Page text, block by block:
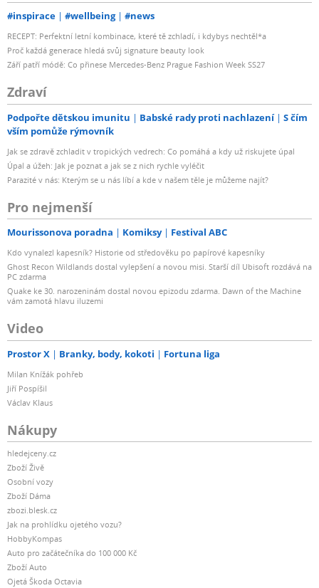
#inspirace #wellbeing #news
RECEPT: Perfektní letní kombinace, které tě zchladí, i kdybys nechtěl*a
Proč každá generace hledá svůj signature beauty look
Září patří módě: Co přinese Mercedes-Benz Prague Fashion Week SS27
Zdraví
Podpořte dětskou imunitu Babské rady proti nachlazení
S čím
vším pomůže rýmovník
Jak se zdravě zchladit v tropických vedrech: Co pomáhá a kdy už riskujete úpal
Úpal a úžeh: Jak je poznat a jak se z nich rychle vyléčit
Parazité v nás: Kterým se u nás líbí a kde v našem těle je můžeme najít?
Pro nejmenší
Mourissonova poradna Komiksy Festival ABC
Kdo vynalezl kapesník? Historie od středověku po papírové kapesníky
Ghost Recon Wildlands dostal vylepšení a novou misi. Starší díl Ubisoft rozdává na
PC zdarma
Quake ke 30. narozeninám dostal novou epizodu zdarma. Dawn of the Machine
vám zamotá hlavu iluzemi
Video
Prostor X Branky, body, kokoti Fortuna liga
Milan Knížák pohřeb
Jiří Pospíšil
Václav Klaus
Nákupy
hledejceny.cz
Zboží Živě
Osobní vozy
Zboží Dáma
zbozi.blesk.cz
Jak na prohlídku ojetého vozu?
HobbyKompas
Auto pro začátečníka do 100 000 Kč
Zboží Auto
Ojetá Škoda Octavia